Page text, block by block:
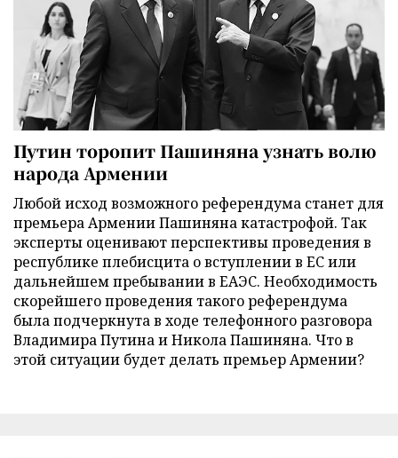
Путин торопит Пашиняна узнать волю
народа Армении
Любой исход возможного референдума станет для
премьера Армении Пашиняна катастрофой. Так
эксперты оценивают перспективы проведения в
республике плебисцита о вступлении в ЕС или
дальнейшем пребывании в ЕАЭС. Необходимость
скорейшего проведения такого референдума
была подчеркнута в ходе телефонного разговора
Владимира Путина и Никола Пашиняна. Что в
этой ситуации будет делать премьер Армении?